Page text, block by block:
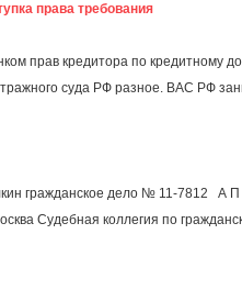
права требования
прав кредитора по кредитному
суда РФ разное. ВАС РФ
гражданское дело № 11-7812
Судебная коллегия по